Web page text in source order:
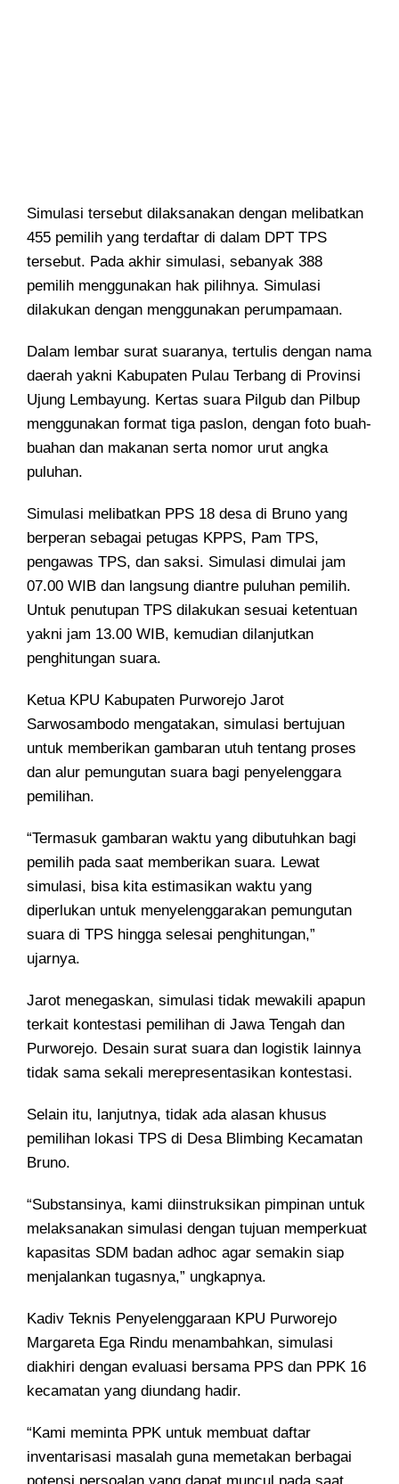
Simulasi tersebut dilaksanakan dengan melibatkan
455 pemilih yang terdaftar di dalam DPT TPS
tersebut. Pada akhir simulasi, sebanyak 388
pemilih menggunakan hak pilihnya. Simulasi
dilakukan dengan menggunakan perumpamaan.
Dalam lembar surat suaranya, tertulis dengan nama
daerah yakni Kabupaten Pulau Terbang di Provinsi
Ujung Lembayung. Kertas suara Pilgub dan Pilbup
menggunakan format tiga paslon, dengan foto buah-
buahan dan makanan serta nomor urut angka
puluhan.
Simulasi melibatkan PPS 18 desa di Bruno yang
berperan sebagai petugas KPPS, Pam TPS,
pengawas TPS, dan saksi. Simulasi dimulai jam
07.00 WIB dan langsung diantre puluhan pemilih.
Untuk penutupan TPS dilakukan sesuai ketentuan
yakni jam 13.00 WIB, kemudian dilanjutkan
penghitungan suara.
Ketua KPU Kabupaten Purworejo Jarot
Sarwosambodo mengatakan, simulasi bertujuan
untuk memberikan gambaran utuh tentang proses
dan alur pemungutan suara bagi penyelenggara
pemilihan.
“Termasuk gambaran waktu yang dibutuhkan bagi
pemilih pada saat memberikan suara. Lewat
simulasi, bisa kita estimasikan waktu yang
diperlukan untuk menyelenggarakan pemungutan
suara di TPS hingga selesai penghitungan,”
ujarnya.
Jarot menegaskan, simulasi tidak mewakili apapun
terkait kontestasi pemilihan di Jawa Tengah dan
Purworejo. Desain surat suara dan logistik lainnya
tidak sama sekali merepresentasikan kontestasi.
Selain itu, lanjutnya, tidak ada alasan khusus
pemilihan lokasi TPS di Desa Blimbing Kecamatan
Bruno.
“Substansinya, kami diinstruksikan pimpinan untuk
melaksanakan simulasi dengan tujuan memperkuat
kapasitas SDM badan adhoc agar semakin siap
menjalankan tugasnya,” ungkapnya.
Kadiv Teknis Penyelenggaraan KPU Purworejo
Margareta Ega Rindu menambahkan, simulasi
diakhiri dengan evaluasi bersama PPS dan PPK 16
kecamatan yang diundang hadir.
“Kami meminta PPK untuk membuat daftar
inventarisasi masalah guna memetakan berbagai